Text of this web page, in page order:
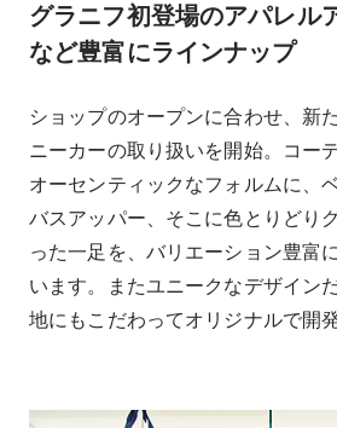
グラニフ初登場のアパレル
など豊富にラインナップ
ショップのオープンに合わせ、新
ニーカーの取り扱いを開始。コー
オーセンティックなフォルムに、
バスアッパー、そこに色とりどり
った一足を、バリエーション豊富
います。またユニークなデザイン
地にもこだわってオリジナルで開